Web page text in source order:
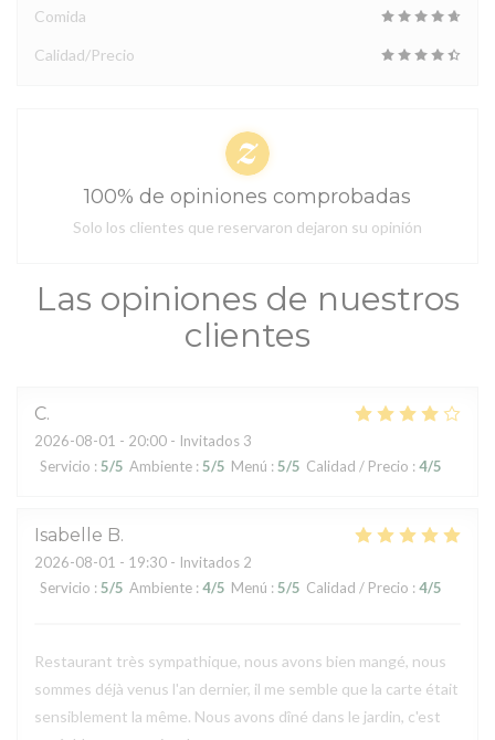
Las opiniones de nuestros
clientes
C
2026-08-01 - 20:00 - Invitados 3
Servicio : 5/5 Ambiente : 5/5 Menú : 5/5 Calidad / Precio : 4/5
Isabelle B
2026-08-01 - 19:30 - Invitados 2
Servicio : 5/5 Ambiente : 4/5 Menú : 5/5 Calidad / Precio : 4/5
Restaurant très sympathique, nous avons bien mangé, nous
sommes déjà venus l'an dernier, il me semble que la carte était
sensiblement la même. Nous avons dîné dans le jardin, c'est
Comida
Calidad/Precio
100% de opiniones comprobadas
Solo los clientes que reservaron dejaron su opinión